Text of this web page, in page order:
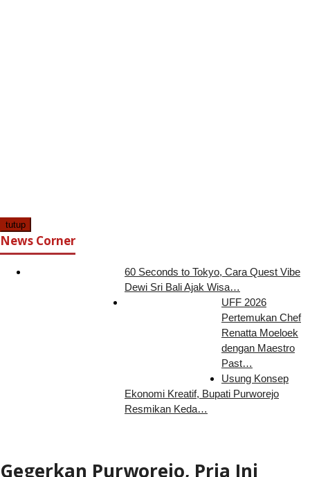
tutup
News Corner
60 Seconds to Tokyo, Cara Quest Vibe
Dewi Sri Bali Ajak Wisa…
UFF 2026
Pertemukan Chef
Renatta Moeloek
dengan Maestro
Past…
Usung Konsep
Ekonomi Kreatif, Bupati Purworejo
Resmikan Keda…
Gegerkan Purworejo, Pria Ini